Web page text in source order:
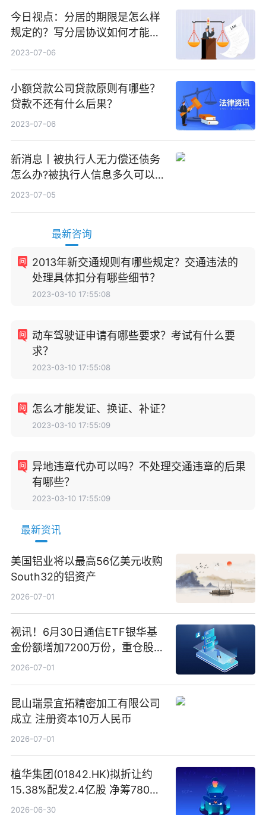
今日视点：分居的期限是怎么样
规定的？写分居协议如何才能有
效？
2023-07-06
小额贷款公司贷款原则有哪些？
贷款不还有什么后果？
2023-07-06
新消息丨被执行人无力偿还债务
怎么办?被执行人信息多久可以
消除?
2023-07-05
最新咨询
2013年新交通规则有哪些规定？交通违法的
处理具体扣分有哪些细节？
2023-03-10 17:55:08
动车驾驶证申请有哪些要求？考试有什么要
求？
2023-03-10 17:55:08
怎么才能发证、换证、补证？
2023-03-10 17:55:09
异地违章代办可以吗？不处理交通违章的后果
有哪些？
2023-03-10 17:55:09
最新资讯
美国铝业将以最高56亿美元收购
South32的铝资产
2026-07-01
视讯！6月30日通信ETF银华基
金份额增加7200万份，重仓股新
易盛、中际旭创、立讯精密
2026-07-01
昆山瑞景宜拓精密加工有限公司
成立 注册资本10万人民币
2026-07-01
植华集团(01842.HK)拟折让约
15.38%配发2.4亿股 净筹780万
港元
2026-06-30